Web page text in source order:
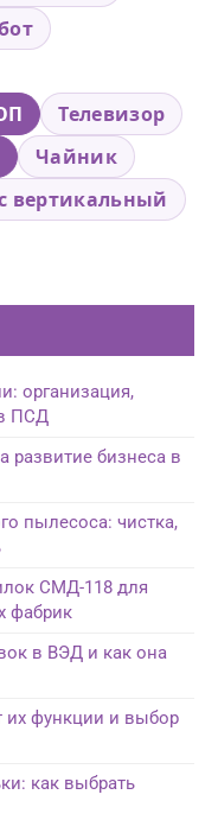
Телевизор
Чайник
вертикальный
организация,
ПСД
развитие бизнеса в
пылесоса: чистка,
СМД-118 для
фабрик
в ВЭД и как она
их функции и выбор
как выбрать